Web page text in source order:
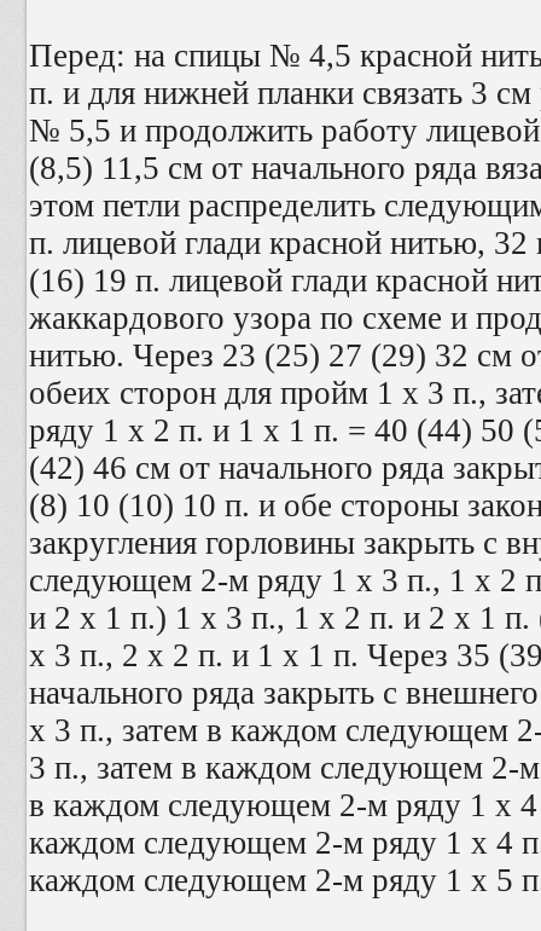
Перед: на спицы № 4,5 красной
п. и для нижней планки связать 3
№ 5,5 и продолжить работу
(8,5) 11,5 см от начального ряда
этом петли распределить
п. лицевой глади красной нитью,
(16) 19 п. лицевой глади красной
жаккардового узора по схеме и
нитью. Через 23 (25) 27 (29) 32 см
обеих сторон для пройм 1 х 3 п.,
ряду 1 х 2 п. и 1 х 1 п. = 40 (44) 50
(42) 46 см от начального ряда
(8) 10 (10) 10 п. и обе стороны
закругления горловины закрыть с
следующем 2-м ряду 1 х 3 п., 1 х 2
и 2 х 1 п.) 1 х 3 п., 1 х 2 п. и 2 х 1
х 3 п., 2 х 2 п. и 1 х 1 п. Через 35
начального ряда закрыть с
х 3 п., затем в каждом следующем
3 п., затем в каждом следующем 2-
в каждом следующем 2-м ряду 1 х
каждом следующем 2-м ряду 1 х 4
каждом следующем 2-м ряду 1 х 5